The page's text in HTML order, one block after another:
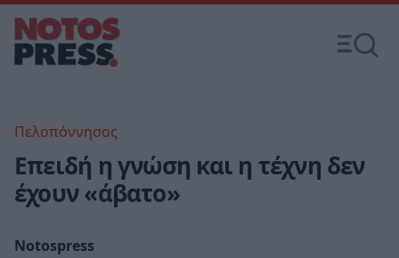
Πελοπόννησος
Επειδή η γνώση και η τέχνη δεν
έχουν «άβατο»
Notospress